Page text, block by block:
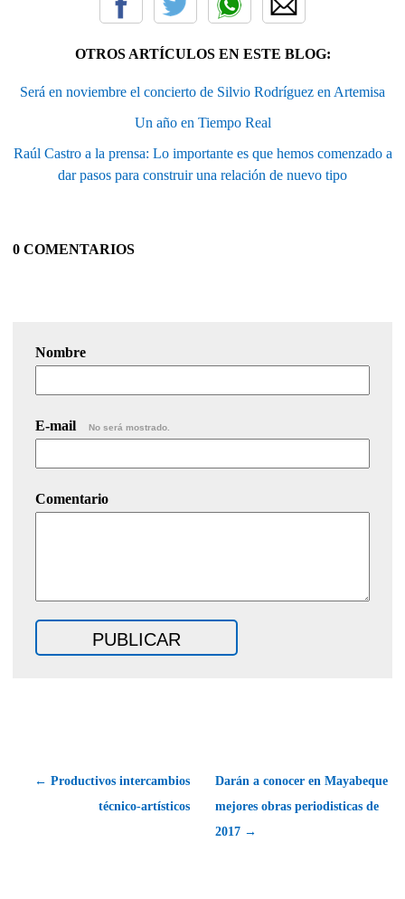
OTROS ARTÍCULOS EN ESTE BLOG:
Será en noviembre el concierto de Silvio Rodríguez en Artemisa
Un año en Tiempo Real
Raúl Castro a la prensa: Lo importante es que hemos comenzado a
dar pasos para construir una relación de nuevo tipo
0 COMENTARIOS
Nombre
E-mail No será mostrado.
Comentario
← Productivos intercambios
técnico-artísticos
Darán a conocer en Mayabeque
mejores obras periodisticas de
2017 →